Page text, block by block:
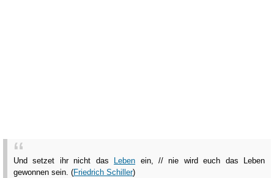
Und setzet ihr nicht das Leben ein, // nie wird euch das Leben
gewonnen sein. (Friedrich Schiller)